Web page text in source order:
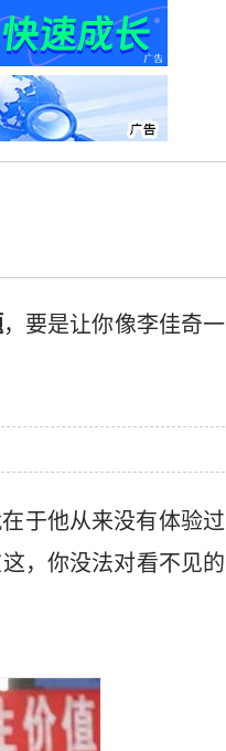
，要是让你像李佳奇一
于他从来没有体验过
，你没法对看不见的